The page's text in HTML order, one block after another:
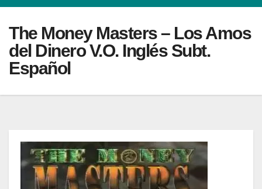
The Money Masters – Los Amos
del Dinero V.O. Inglés Subt.
Español